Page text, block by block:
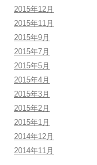
2015年12月
2015年11月
2015年9月
2015年7月
2015年5月
2015年4月
2015年3月
2015年2月
2015年1月
2014年12月
2014年11月